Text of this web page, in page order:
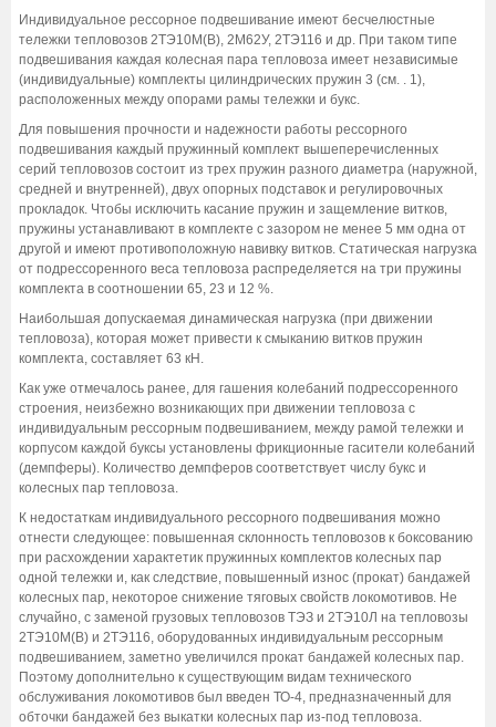
Индивидуальное рессорное подвешивание имеют бесчелюстные
тележки тепловозов 2ТЭ10М(В), 2М62У, 2ТЭ116 и др. При таком типе
подвешивания каждая колесная пара тепловоза имеет независимые
(индивидуальные) комплекты цилиндрических пружин 3 (см. . 1),
расположенных между опорами рамы тележки и букс.
Для повышения прочности и надежности работы рессорного
подвешивания каждый пружинный комплект вышеперечисленных
серий тепловозов состоит из трех пружин разного диаметра (наружной,
средней и внутренней), двух опорных подставок и регулировочных
прокладок. Чтобы исключить касание пружин и защемление витков,
пружины устанавливают в комплекте с зазором не менее 5 мм одна от
другой и имеют противоположную навивку витков. Статическая нагрузка
от подрессоренного веса тепловоза распределяется на три пружины
комплекта в соотношении 65, 23 и 12 %.
Наибольшая допускаемая динамическая нагрузка (при движении
тепловоза), которая может привести к смыканию витков пружин
комплекта, составляет 63 кН.
Как уже отмечалось ранее, для гашения колебаний подрессоренного
строения, неизбежно возникающих при движении тепловоза с
индивидуальным рессорным подвешиванием, между рамой тележки и
корпусом каждой буксы установлены фрикционные гасители колебаний
(демпферы). Количество демпферов соответствует числу букс и
колесных пар тепловоза.
К недостаткам индивидуального рессорного подвешивания можно
отнести следующее: повышенная склонность тепловозов к боксованию
при расхождении характетик пружинных комплектов колесных пар
одной тележки и, как следствие, повышенный износ (прокат) бандажей
колесных пар, некоторое снижение тяговых свойств локомотивов. Не
случайно, с заменой грузовых тепловозов ТЭЗ и 2ТЭ10Л на тепловозы
2ТЭ10М(В) и 2ТЭ116, оборудованных индивидуальным рессорным
подвешиванием, заметно увеличился прокат бандажей колесных пар.
Поэтому дополнительно к существующим видам технического
обслуживания локомотивов был введен ТО-4, предназначенный для
обточки бандажей без выкатки колесных пар из-под тепловоза.